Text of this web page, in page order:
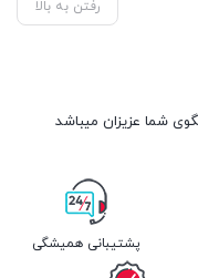
رفتن به بالا
پشتیبانی همیشگی